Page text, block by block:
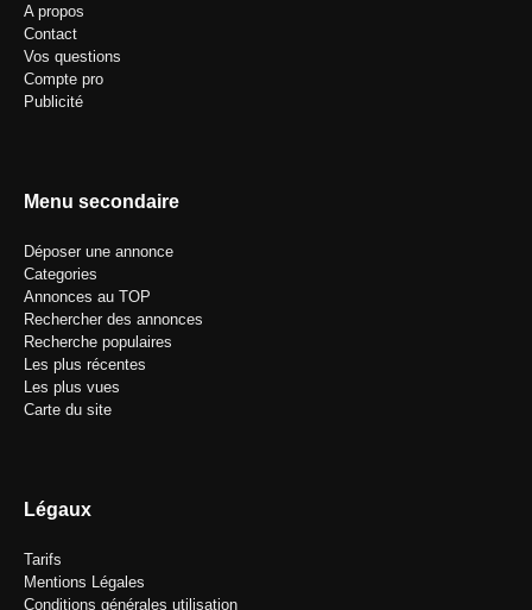
A propos
Contact
Vos questions
Compte pro
Publicité
Menu secondaire
Déposer une annonce
Categories
Annonces au TOP
Rechercher des annonces
Recherche populaires
Les plus récentes
Les plus vues
Carte du site
Légaux
Tarifs
Mentions Légales
Conditions générales utilisation